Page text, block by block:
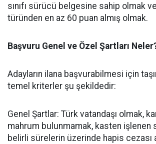
sınıfı sürücü belgesine sahip olmak
türünden en az 60 puan almış olmak.
​Başvuru Genel ve Özel Şartları
​Adayların ilana başvurabilmesi için
temel kriterler şu şekildedir:
​Genel Şartlar: Türk vatandaşı olmak,
mahrum bulunmamak, kasten işlenen
belirli sürelerin üzerinde hapis cezası